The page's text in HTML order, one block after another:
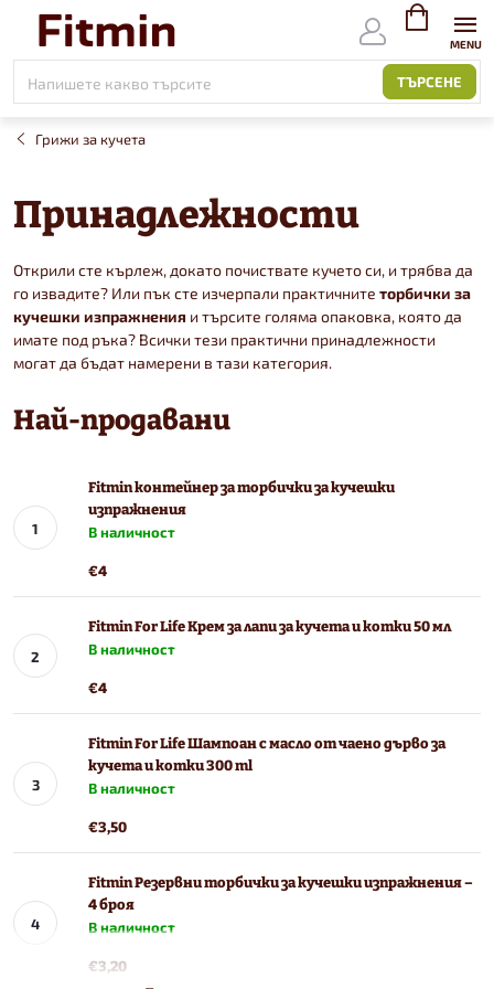
съдържанието
ТЪРСЕНЕ
ВИЖ
Грижи за кучета
Принадлежности
Открили сте кърлеж, докато почиствате кучето си, и трябва да
го извадите? Или пък сте изчерпали практичните торбички за
кучешки изпражнения и търсите голяма опаковка, която да
имате под ръка? Всички тези практични принадлежности
могат да бъдат намерени в тази категория.
Най-продавани
Fitmin контейнер за торбички за кучешки
изпражнения
В наличност
€4
Fitmin For Life Крем за лапи за кучета и котки 50 мл
В наличност
€4
Fitmin For Life Шампоан с масло от чаено дърво за
кучета и котки 300 ml
В наличност
€3,50
Fitmin Резервни торбички за кучешки изпражнения –
4 броя
В наличност
€3,20